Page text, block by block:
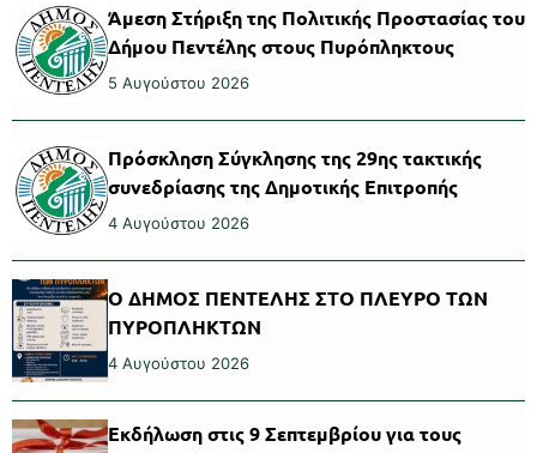
Άμεση Στήριξη της Πολιτικής Προστασίας του
Δήμου Πεντέλης στους Πυρόπληκτους
5 Αυγούστου 2026
Πρόσκληση Σύγκλησης της 29ης τακτικής
συνεδρίασης της Δημοτικής Επιτροπής
4 Αυγούστου 2026
Ο ΔΗΜΟΣ ΠΕΝΤΕΛΗΣ ΣΤΟ ΠΛΕΥΡΟ ΤΩΝ
ΠΥΡΟΠΛΗΚΤΩΝ
4 Αυγούστου 2026
Εκδήλωση στις 9 Σεπτεμβρίου για τους